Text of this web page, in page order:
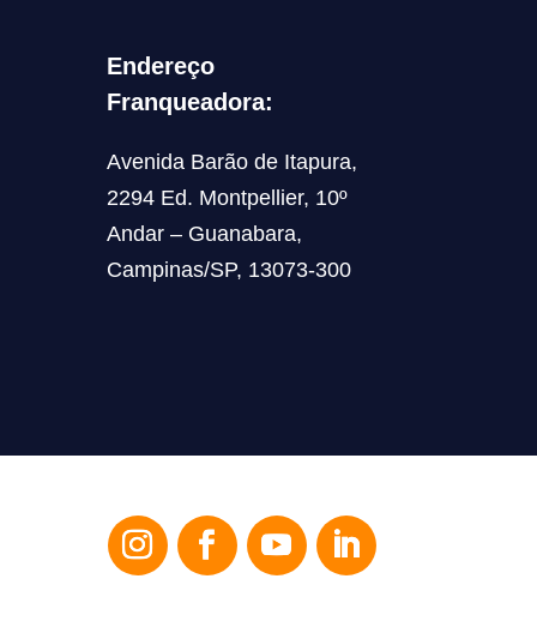
Endereço
Franqueadora:
Avenida Barão de Itapura,
2294 Ed. Montpellier, 10º
Andar – Guanabara,
Campinas/SP, 13073-300